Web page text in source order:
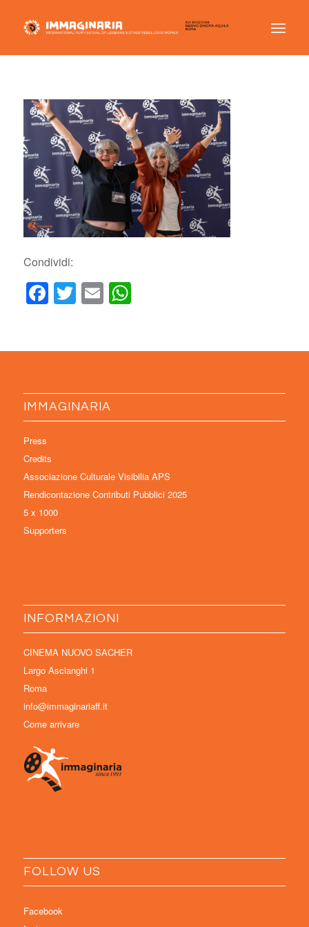
Condividi:
Facebook
Twitter
EmailWhatsApp
IMMAGINARIA
Press
Credits
Associazione Culturale Visibilia APS
Rendicontazione Contributi Pubblici 2025
5 x 1000
Supporters
INFORMAZIONI
CINEMA NUOVO SACHER
Largo Ascianghi 1
Roma
info@immaginariaff.it
Come arrivare
FOLLOW US
Facebook